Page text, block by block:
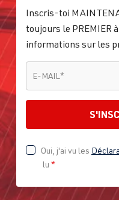
Inscris-toi
toujours le PREMIER
informations sur les
E-MAIL *
Oui, j'ai vu les
lu *